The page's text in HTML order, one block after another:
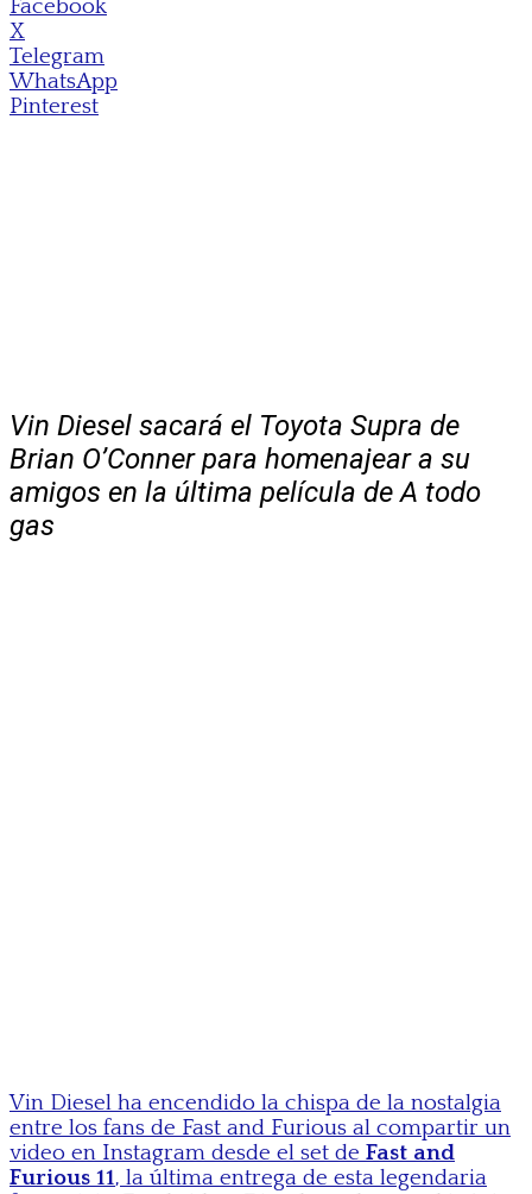
Facebook
X
Telegram
WhatsApp
Pinterest
Vin Diesel sacará el Toyota Supra de
Brian O’Conner para homenajear a su
amigos en la última película de A todo
gas
Vin Diesel ha encendido la chispa de la nostalgia
entre los fans de Fast and Furious al compartir un
video en Instagram desde el set de Fast and
Furious 11, la última entrega de esta legendaria